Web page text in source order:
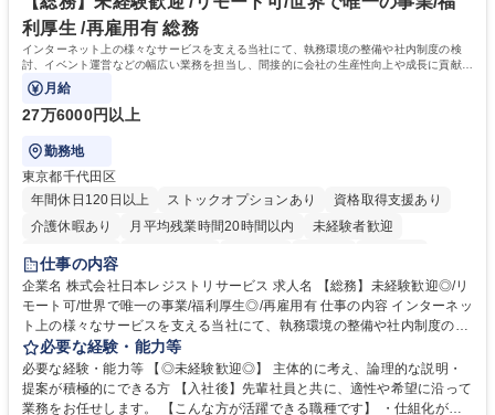
す。 学歴・資格 学歴：大学院 大学 語学力： 資格：
利厚生 /再雇用有 総務
インターネット上の様々なサービスを支える当社にて、執務環境の整備や社内制度の検
討、イベント運営などの幅広い業務を担当し、間接的に会社の生産性向上や成長に貢献し
ている部署です。
月給
27万6000円以上
勤務地
東京都千代田区
年間休日120日以上
ストックオプションあり
資格取得支援あり
介護休暇あり
月平均残業時間20時間以内
未経験者歓迎
住宅手当あり
完全週休2日制
交通費支給 駅近5分以内 土日祝休み 服装自由
仕事の内容
企業名 株式会社日本レジストリサービス 求人名 【総務】未経験歓迎◎/リ
モート可/世界で唯一の事業/福利厚生◎/再雇用有 仕事の内容 インターネッ
ト上の様々なサービスを支える当社にて、執務環境の整備や社内制度の検
討、イベント運営などの幅広い業務を担当し、間接的に会社の生産性向上
や成長に貢献している部署です。 会社の全メンバーが安心して長く成果を
発揮できる環境を整えるために、毎日のメンテナンスや維持管理に加え、
新たな施策検討を積極的に行っていただき、会社全体を巻き込み課題解決
必要な経験・能力等
必要な経験・能力等 【◎未経験歓迎◎】 主体的に考え、論理的な説明・
提案が積極的にできる方 【入社後】先輩社員と共に、適性や希望に沿って
業務をお任せします。 【こんな方が活躍できる職種です】 ・仕組化が好